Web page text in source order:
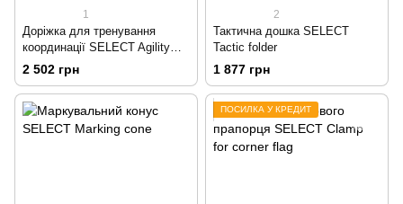
1
Доріжка для тренування
координації SELECT Agility
ladder - indoors
2 502 грн
2
Тактична дошка SELECT
Tactic folder
1 877 грн
ПОСИЛКА У КРЕДИТ